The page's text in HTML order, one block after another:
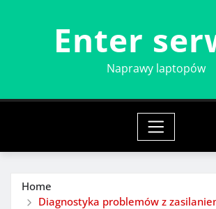
Enter
Naprawy laptopów
Home
Diagnostyka problemów z